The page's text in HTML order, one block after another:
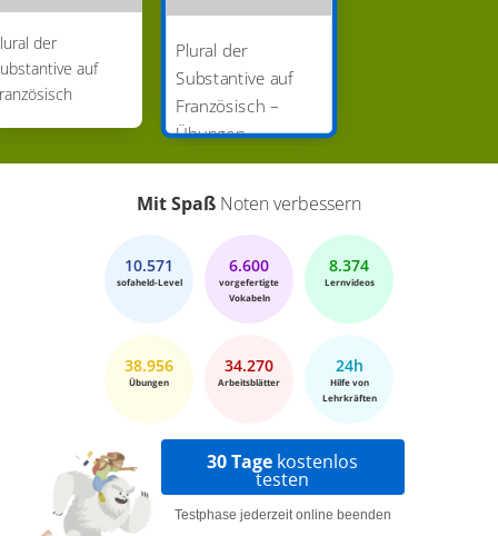
der
auf
Plural der
Substantive auf
Französisch –
Übungen
Mit Spaß Noten verbessern
10.571
sofaheld-Level
6.600
vorgefertigte
Vokabeln
8.374
Lernvideos
38.956
Übungen
34.270
Arbeitsblätter
24h
Hilfe von
Lehrkräften
30 Tage kostenlos
testen
Testphase jederzeit online beenden